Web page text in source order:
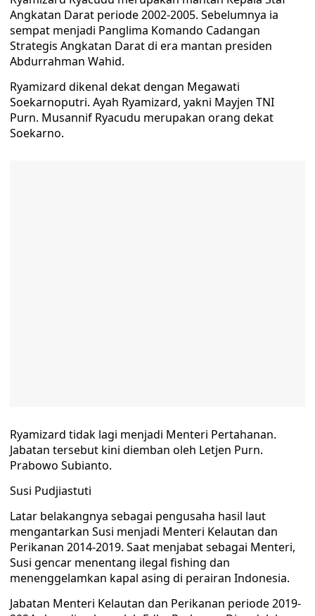
Angkatan Darat periode 2002-2005. Sebelumnya ia
sempat menjadi Panglima Komando Cadangan
Strategis Angkatan Darat di era mantan presiden
Abdurrahman Wahid.
Ryamizard dikenal dekat dengan Megawati
Soekarnoputri. Ayah Ryamizard, yakni Mayjen TNI
Purn. Musannif Ryacudu merupakan orang dekat
Soekarno.
Ryamizard tidak lagi menjadi Menteri Pertahanan.
Jabatan tersebut kini diemban oleh Letjen Purn.
Prabowo Subianto.
Susi Pudjiastuti
Latar belakangnya sebagai pengusaha hasil laut
mengantarkan Susi menjadi Menteri Kelautan dan
Perikanan 2014-2019. Saat menjabat sebagai Menteri,
Susi gencar menentang ilegal fishing dan
menenggelamkan kapal asing di perairan Indonesia.
Jabatan Menteri Kelautan dan Perikanan periode 2019-